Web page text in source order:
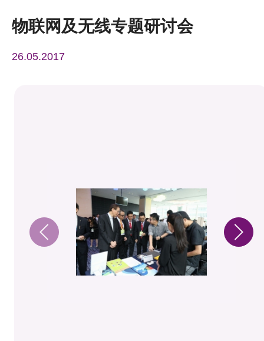
物联网及无线专题研讨会
26.05.2017